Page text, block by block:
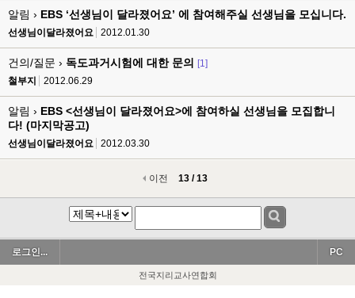
알림 › EBS ‘선생님이 달라졌어요’ 에 참여해주실 선생님을 모십니다.
선생님이달라졌어요 2012.01.30
건의/질문 › 독도과거시험에 대한 문의
[1]
철부지
2012.06.29
알림 › EBS <선생님이 달라졌어요>에 참여하실 선생님을 모집합니
다! (마지막공고)
선생님이달라졌어요 2012.03.30
이전 13 / 13
로그인... PC
전국지리교사연합회